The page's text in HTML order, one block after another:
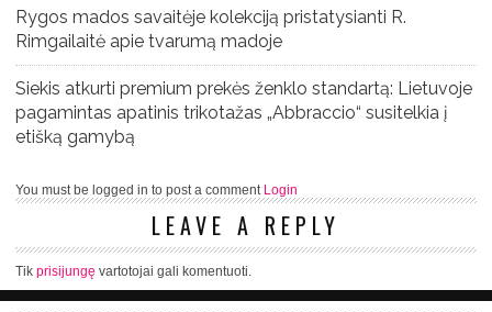
Rygos mados savaitėje kolekciją pristatysianti R.
Rimgailaitė apie tvarumą madoje
Siekis atkurti premium prekės ženklo standartą: Lietuvoje
pagamintas apatinis trikotažas „Abbraccio“ susitelkia į
etišką gamybą
You must be logged in to post a comment Login
LEAVE A REPLY
Tik prisijungę vartotojai gali komentuoti.